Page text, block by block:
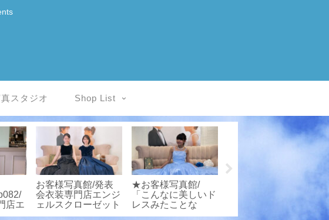
スタジオ Shop List
店エ
ーゼ
お客様写真館/発表
会衣装専門店エンジ
ェルスクローゼット
★お客様写真館/
「こんなに美しいド
レスみたことな
い！」